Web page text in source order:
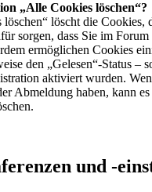
„Alle Cookies löschen“?
löschen“ löscht die Cookies,
sorgen, dass Sie im Forum
ermöglichen Cookies
den „Gelesen“-Status –
aktiviert wurden.
Abmeldung haben, kann
und -